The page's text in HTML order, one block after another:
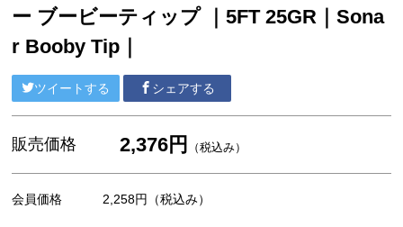
ー ブービーティップ ｜5FT 25GR｜Sona
r Booby Tip｜
ツイートする シェアする
販売価格 2,376円 （税込み）
会員価格 2,258円 （税込み）